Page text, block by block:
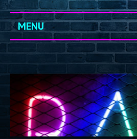
MENU
START
ARCHIWUM
KONTAKT
LOGOWANIE